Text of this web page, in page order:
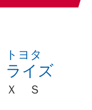
トヨタ
ライズ
Ｘ Ｓ